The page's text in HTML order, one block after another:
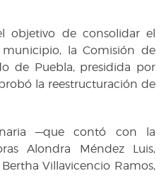
objetivo de consolidar el
la Comisión de
de Puebla, presidida por
la reestructuración de
—que contó con la
Alondra Méndez Luis,
Villavicencio Ramos,